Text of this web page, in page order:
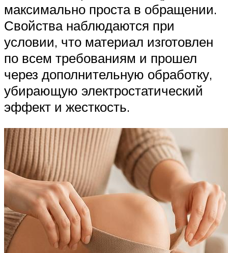
максимально проста в обращении.
Свойства наблюдаются при
условии, что материал изготовлен
по всем требованиям и прошел
через дополнительную обработку,
убирающую электростатический
эффект и жесткость.